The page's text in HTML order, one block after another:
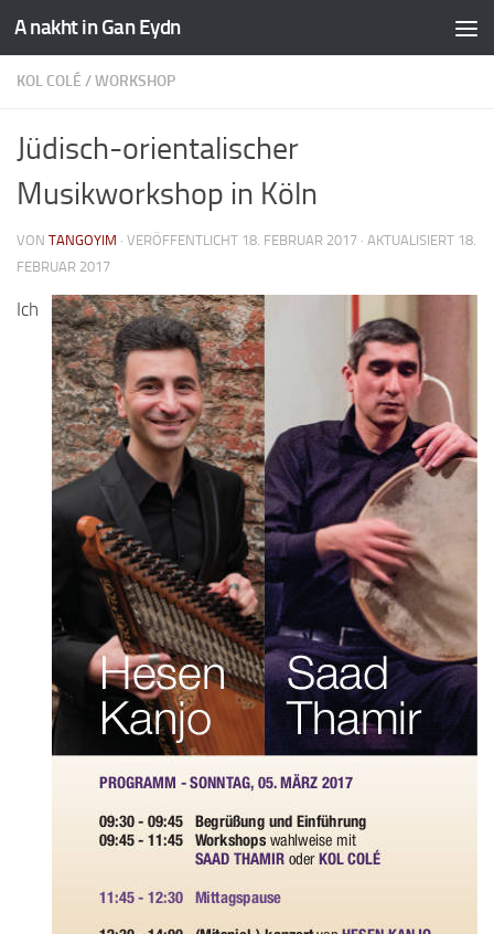
A nakht in Gan Eydn
KOL COLÉ /WORKSHOP
Jüdisch-orientalischer
Musikworkshop in Köln
VON TANGOYIM · VERÖFFENTLICHT 18. FEBRUAR 2017 · AKTUALISIERT 18.
FEBRUAR 2017
Ich